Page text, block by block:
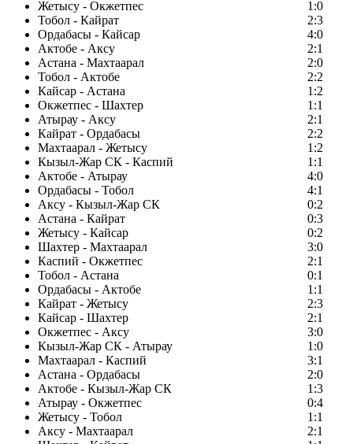
Жетысу - Окжетпес
1:0
Тобол - Кайрат
2:3
Ордабасы - Кайсар
4:0
Актобе - Аксу
2:1
Астана - Махтаарал
2:0
Тобол - Актобе
2:2
Кайсар - Астана
1:2
Окжетпес - Шахтер
1:1
Атырау - Аксу
2:1
Кайрат - Ордабасы
2:2
Махтаарал - Жетысу
1:2
Кызыл-Жар СК - Каспий
1:1
Актобе - Атырау
4:0
Ордабасы - Тобол
4:1
Аксу - Кызыл-Жар СК
0:2
Астана - Кайрат
0:3
Жетысу - Кайсар
0:2
Шахтер - Махтаарал
3:0
Каспий - Окжетпес
2:1
Тобол - Астана
0:1
Ордабасы - Актобе
1:1
Кайрат - Жетысу
2:3
Кайсар - Шахтер
2:1
Окжетпес - Аксу
3:0
Кызыл-Жар СК - Атырау
1:0
Махтаарал - Каспий
3:1
Астана - Ордабасы
2:0
Актобе - Кызыл-Жар СК
1:3
Атырау - Окжетпес
0:4
Жетысу - Тобол
1:1
Аксу - Махтаарал
2:1